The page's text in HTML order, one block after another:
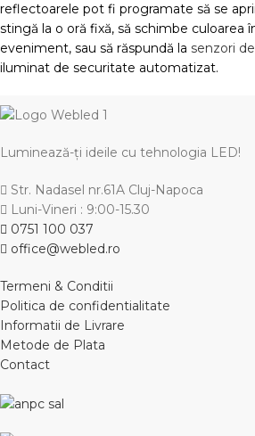
reflectoarele pot fi programate să se
stingă la o oră fixă, să schimbe culoarea
eveniment, sau să răspundă la senzori
iluminat de securitate automatizat.
Luminează-ți ideile cu tehnologia LED!
Str. Nadasel nr.61A Cluj-Napoca
Luni-Vineri : 9:00-15.30
0751 100 037
office@webled.ro
Termeni & Conditii
Politica de confidentialitate
Informatii de Livrare
Metode de Plata
Contact